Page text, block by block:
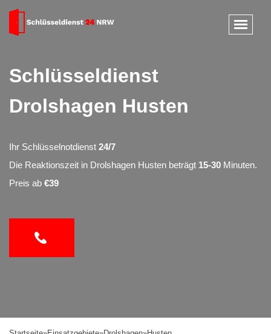
Schlüsseldienst
Drolshagen Husten
Ihr Schlüsselnotdienst 24/7
Die Reaktionszeit in Drolshagen Husten beträgt 15-30 Minuten.
Preis ab €39